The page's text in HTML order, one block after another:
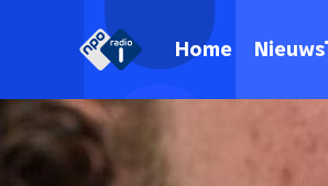
Home Nieuws